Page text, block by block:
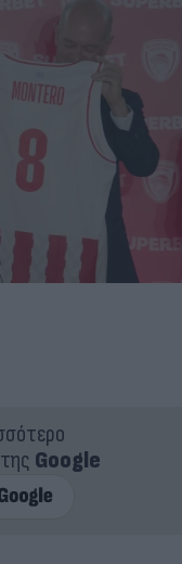
Google